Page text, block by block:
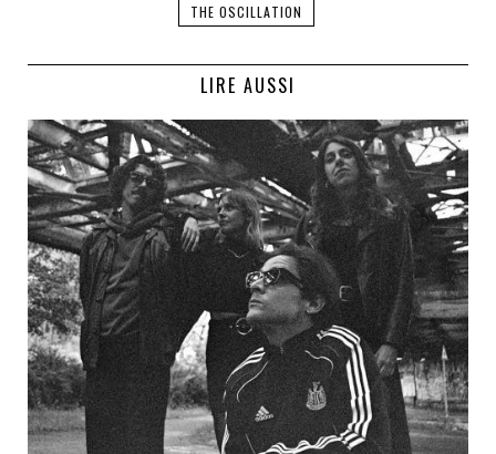
THE OSCILLATION
LIRE AUSSI